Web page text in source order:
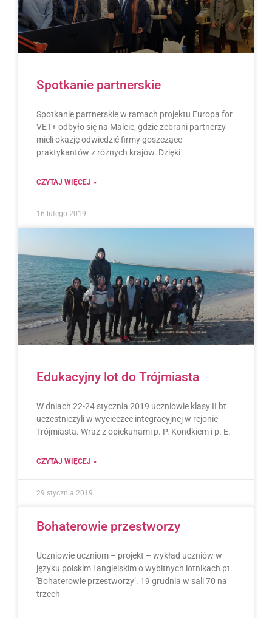
Spotkanie partnerskie
Spotkanie partnerskie w ramach projektu Europa for
VET+ odbyło się na Malcie, gdzie zebrani partnerzy
mieli okazję odwiedzić firmy goszczące
praktykantów z różnych krajów. Dzięki
CZYTAJ WIĘCEJ »
16 lutego 2019
Edukacyjny lot do Trójmiasta
W dniach 22-24 stycznia 2019 uczniowie klasy II bt
uczestniczyli w wycieczce integracyjnej w rejonie
Trójmiasta. Wraz z opiekunami p. P. Kondkiem i p. E.
CZYTAJ WIĘCEJ »
29 stycznia 2019
Bohaterowie przestworzy
Uczniowie uczniom – projekt – wykład uczniów w
języku polskim i angielskim o wybitnych lotnikach pt.
'Bohaterowie przestworzy’. 19 grudnia w sali 70 na
trzech